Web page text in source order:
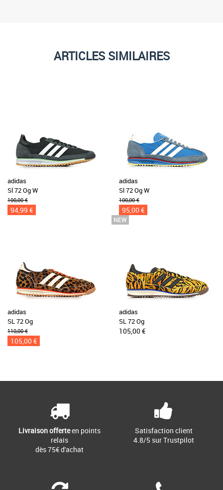
ARTICLES SIMILAIRES
adidas
Sl 72 Og W
100,00 €
94,99 €
adidas
Sl 72 Og W
100,00 €
95,00 €
adidas
SL 72 Og
110,00 €
105,00 €
adidas
SL 72 Og
105,00 €
Livraison offerteen points
relais
dès 75€ d'achat
Satisfaction client
4.8/5 sur Trustpilot